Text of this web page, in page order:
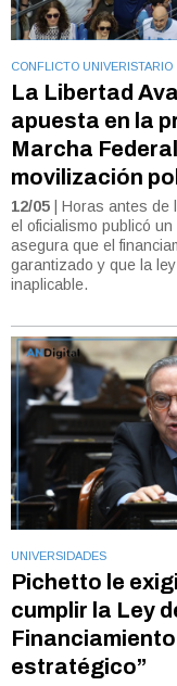
CONFLICTO UNIVERISTARIO
La Libertad
apuesta en la
Marcha
movilización
12/05 | Horas antes de
el oficialismo publicó
asegura que el
garantizado y que la
inaplicable.
UNIVERSIDADES
Pichetto le
cumplir la Ley
estratégico”